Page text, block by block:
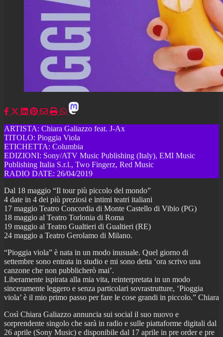
ARTISTA: Chiara Galiazzo feat. J-Ax
TITOLO: Pioggia Viola
ETICHETTA: Columbia
EDIZIONI: Sony/ATV Music Publishing (Italy), EMI Music
Publishing Italia S.r.l., Two Fingerz, Red Music
RADIO DATE: 26/04/2019
Dal 18 maggio “Il tour più piccolo del mondo”
4 date in 4 dei più preziosi e intimi teatri italiani
17 maggio Teatro Concordia di Monte Castello di Vibio (PG)
18 maggio al Teatro Torlonia di Roma
19 maggio al Teatro Gualtieri di Gualtieri (RE)
24 maggio a Teatro Gerolamo di Milano.
“Pioggia viola” è nata in un modo inusuale. Quel giorno di
settembre sono entrata in studio e mi sono detta ‘ora scrivo una
canzone che non pubblicherò mai’.
Liberamente ispirata alla mia vita, reinterpretata in un modo
sinceramente leggero e senza particolari sovrastrutture, ‘Pioggia
viola’ è il mio primo passo per fare le cose grandi in piccolo.” Chiara
Così Chiara Galiazzo annuncia sui social il suo nuovo e
sorprendente singolo che sarà in radio e sulle piattaforme digitali dal
26 aprile (Sony Music) e disponibile dal 17 aprile in pre order e pre